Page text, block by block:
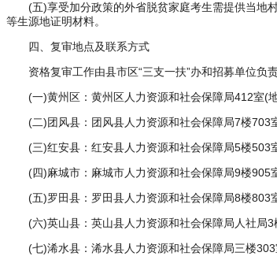
(五)享受加分政策的外省脱贫家庭考生需提供当地村
等生源地证明材料。
四、复审地点及联系方式
资格复审工作由县市区“三支一扶”办和招募单位负
(一)黄州区：黄州区人力资源和社会保障局412室(地
(二)团风县：团风县人力资源和社会保障局7楼703
(三)红安县：红安县人力资源和社会保障局5楼503
(四)麻城市：麻城市人力资源和社会保障局9楼905
(五)罗田县：罗田县人力资源和社会保障局8楼803
(六)英山县：英山县人力资源和社会保障局人社局3
(七)浠水县：浠水县人力资源和社会保障局三楼303